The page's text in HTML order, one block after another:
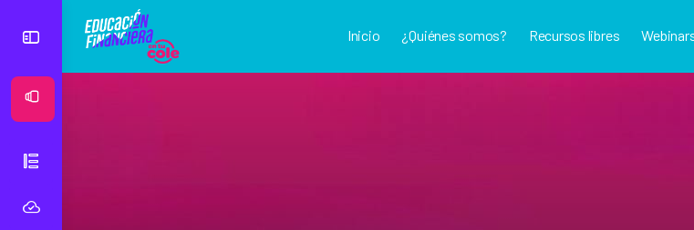
Inicio ¿Quiénes somos? Recursos libres